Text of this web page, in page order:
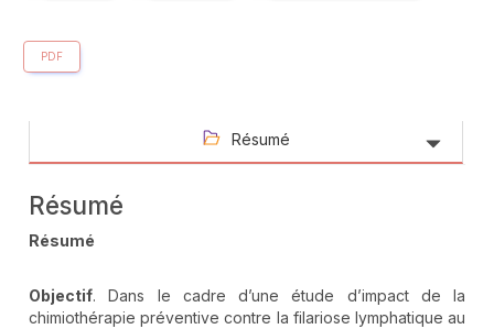
PDF
Résumé
Résumé
Résumé
Objectif. Dans le cadre d’une étude d’impact de la
chimiothérapie préventive contre la filariose lymphatique au